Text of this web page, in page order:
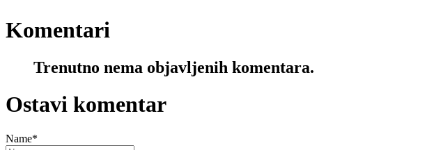
Komentari
Trenutno nema objavljenih komentara.
Ostavi komentar
Name*